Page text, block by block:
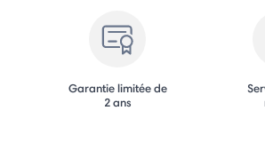
Garantie limitée de
2 ans